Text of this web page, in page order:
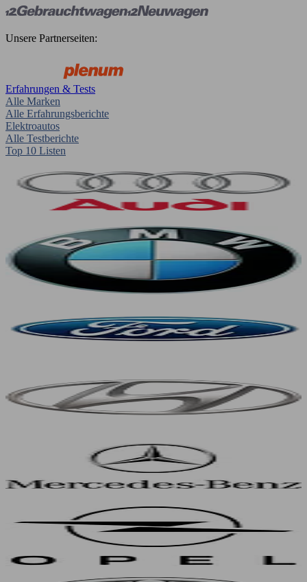
Unsere Partnerseiten:
Erfahrungen & Tests
Alle Marken
Alle Erfahrungsberichte
Elektroautos
Alle Testberichte
Top 10 Listen